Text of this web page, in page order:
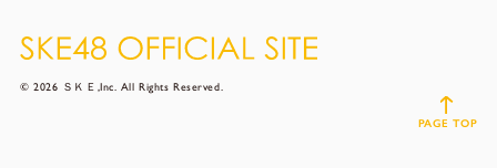
© 2026 ＳＫＥ,Inc. All Rights Reserved.
PAGE TOP